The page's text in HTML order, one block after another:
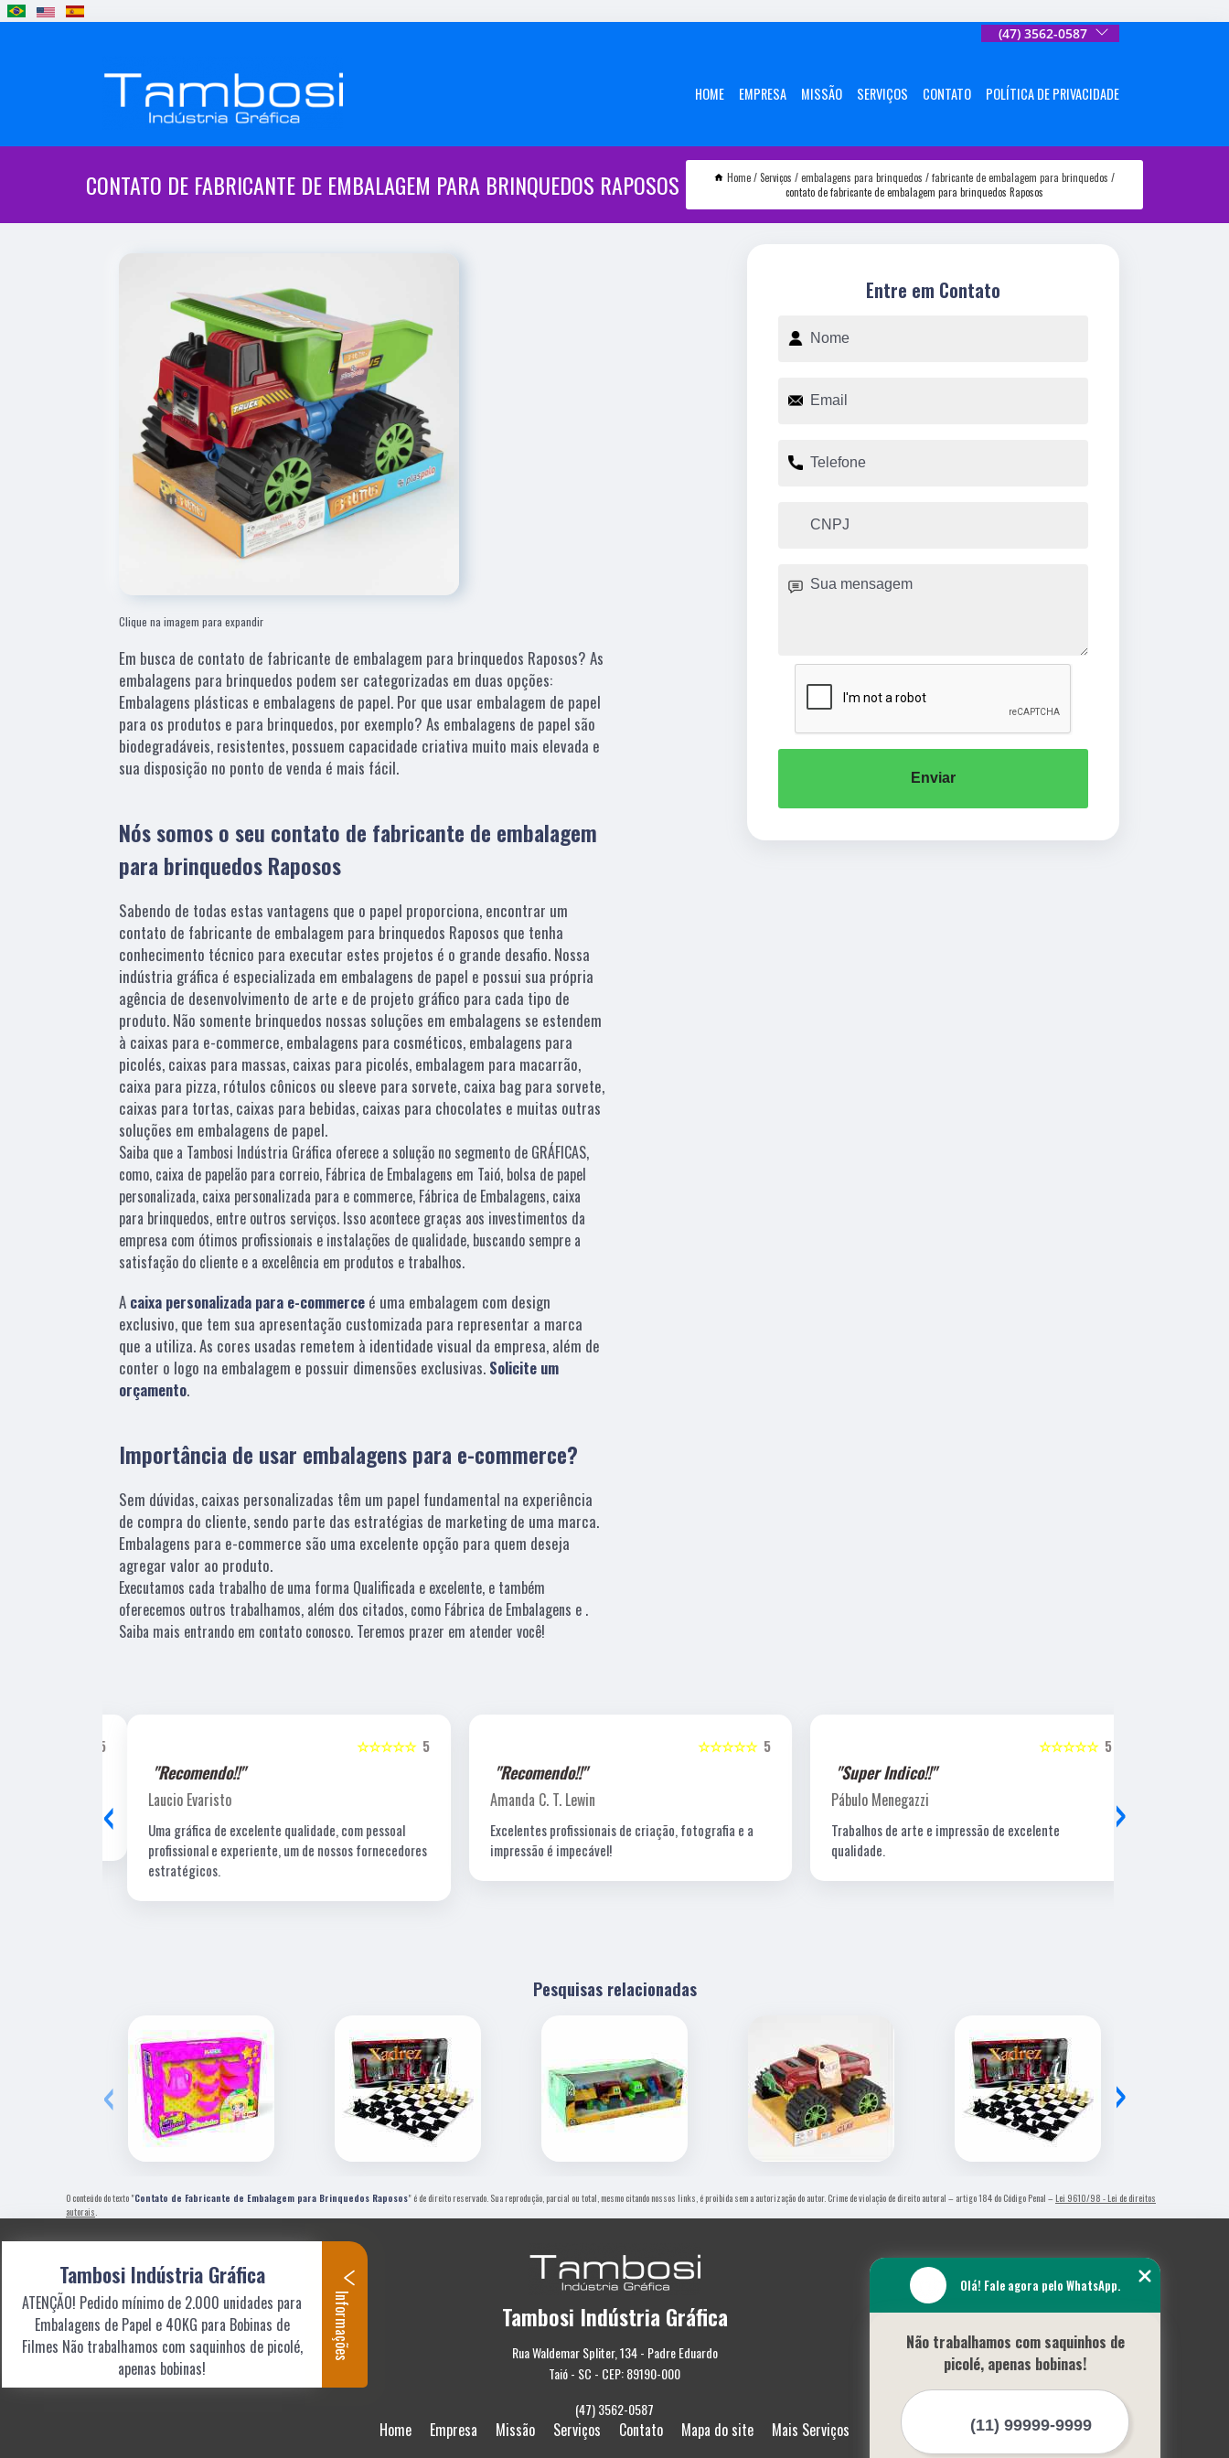
(47) 3562-0587
HOME EMPRESA MISSÃO SERVIÇOS CONTATO POLÍTICA DE PRIVACIDADE
CONTATO DE FABRICANTE DE EMBALAGEM PARA BRINQUEDOS RAPOSOS Home Serviços embalagens para brinquedos
fabricante de embalagem para brinquedos
contato de fabricante de embalagem para brinquedos Raposos
Clique na imagem para expandir
Em busca de contato de fabricante de embalagem para brinquedos Raposos? As
embalagens para brinquedos podem ser categorizadas em duas opções:
Embalagens plásticas e embalagens de papel. Por que usar embalagem de papel
para os produtos e para brinquedos, por exemplo? As embalagens de papel são
biodegradáveis, resistentes, possuem capacidade criativa muito mais elevada e
sua disposição no ponto de venda é mais fácil.
Nós somos o seu contato de fabricante de embalagem
para brinquedos Raposos
Sabendo de todas estas vantagens que o papel proporciona, encontrar um
contato de fabricante de embalagem para brinquedos Raposos que tenha
conhecimento técnico para executar estes projetos é o grande desafio. Nossa
indústria gráfica é especializada em embalagens de papel e possui sua própria
agência de desenvolvimento de arte e de projeto gráfico para cada tipo de
produto. Não somente brinquedos nossas soluções em embalagens se estendem
à caixas para e-commerce, embalagens para cosméticos, embalagens para
picolés, caixas para massas, caixas para picolés, embalagem para macarrão,
caixa para pizza, rótulos cônicos ou sleeve para sorvete, caixa bag para sorvete,
caixas para tortas, caixas para bebidas, caixas para chocolates e muitas outras
soluções em embalagens de papel.
Saiba que a Tambosi Indústria Gráfica oferece a solução no segmento de GRÁFICAS,
como, caixa de papelão para correio, Fábrica de Embalagens em Taió, bolsa de papel
personalizada, caixa personalizada para e commerce, Fábrica de Embalagens, caixa
para brinquedos, entre outros serviços. Isso acontece graças aos investimentos da
empresa com ótimos profissionais e instalações de qualidade, buscando sempre a
satisfação do cliente e a excelência em produtos e trabalhos.
A caixa personalizada para e-commerce é uma embalagem com design
exclusivo, que tem sua apresentação customizada para representar a marca
que a utiliza. As cores usadas remetem à identidade visual da empresa, além de
conter o logo na embalagem e possuir dimensões exclusivas. Solicite um
orçamento.
Importância de usar embalagens para e-commerce?
Sem dúvidas, caixas personalizadas têm um papel fundamental na experiência
de compra do cliente, sendo parte das estratégias de marketing de uma marca.
Embalagens para e-commerce são uma excelente opção para quem deseja
agregar valor ao produto.
Executamos cada trabalho de uma forma Qualificada e excelente, e também
oferecemos outros trabalhamos, além dos citados, como Fábrica de Embalagens e .
Saiba mais entrando em contato conosco. Teremos prazer em atender você!
Entre em Contato
Enviar
5
☆☆☆☆☆
"Recomendo!!"
Laucio Evaristo
Uma gráfica de excelente qualidade, com pessoal
profissional e experiente, um de nossos fornecedores
estratégicos.
5
☆☆☆☆☆
"Recomendo!!"
Amanda C. T. Lewin
Excelentes profissionais de criação, fotografia e a
impressão é impecável!
5
☆☆☆☆☆
"Super Indico!!"
Pábulo Menegazzi
Trabalhos de arte e impressão de excelente
qualidade.
‹ ›
Pesquisas relacionadas
‹ ›
O conteúdo do texto "Contato de Fabricante de Embalagem para Brinquedos Raposos" é de direito reservado. Sua reprodução, parcial ou total, mesmo citando nossos links, é proibida sem a autorização do autor. Crime de violação de direito autoral – artigo 184 do Código Penal – Lei 9610/98 - Lei de direitos
autorais
Tambosi Indústria Gráfica
Rua Waldemar Spliter, 134 - Padre Eduardo
Taió - SC - CEP: 89190-000
(47) 3562-0587
Home Empresa Missão Serviços Contato Mapa do site Mais Serviços
Olá! Fale agora pelo WhatsApp.
Não trabalhamos com saquinhos de
picolé, apenas bobinas!
Tambosi Indústria Gráfica
ATENÇÃO! Pedido mínimo de 2.000 unidades para
Embalagens de Papel e 40KG para Bobinas de
Filmes Não trabalhamos com saquinhos de picolé,
apenas bobinas!
Informações